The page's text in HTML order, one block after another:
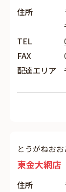
住所
TEL
FAX
配達エリア
とうがねお
東金大網店
住所